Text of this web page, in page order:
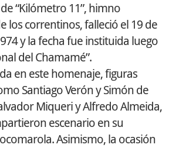
“Kilómetro 11”, himno
los correntinos, falleció el 19 de
y la fecha fue instituida luego
del Chamamé”.
en este homenaje, figuras
Santiago Verón y Simón de
Miqueri y Alfredo Almeida,
escenario en su
Asimismo, la ocasión